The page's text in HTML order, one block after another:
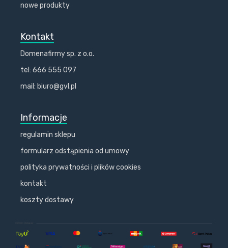
nowe produkty
Kontakt
Domenafirmy sp. z o.o.
tel: 666 555 097
mail: biuro@gvl.pl
Informacje
regulamin sklepu
formularz odstąpienia od umowy
polityka prywatności i plików cookies
kontakt
koszty dostawy